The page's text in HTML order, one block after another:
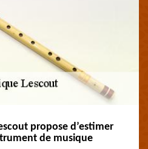
propose d’estimer
de musique